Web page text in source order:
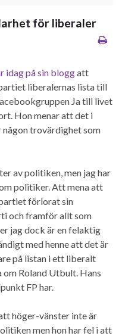
för liberaler
idag på sin bloggatt
liberalernas lista till
Ja till livet
Hon menar att det i
någon trovärdighet som
av politiken, men jag har
politiker. Att mena att
förlorat sin
och framför allt som
jag dock är en felaktig
med henne att det är
på listan i ett liberalt
Roland Utbult. Hans
FP har.
höger-vänster inte är
men hon har fel i att